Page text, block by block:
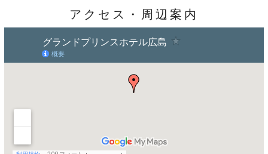
アクセス・周辺案内